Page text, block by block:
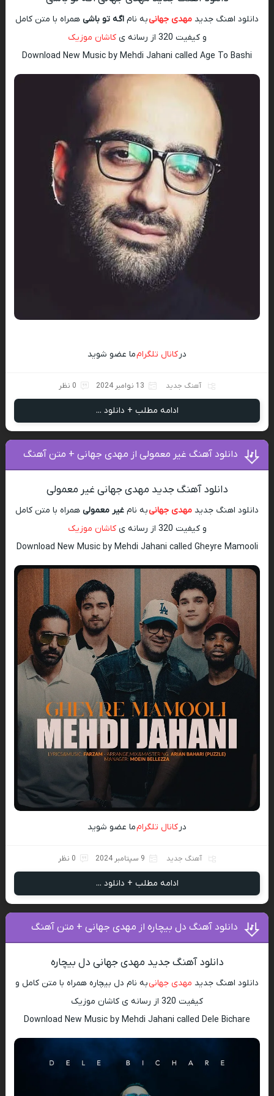
دانلود اهنگ جدید مهدی جهانیبه نام اگه تو باشی همراه با متن کامل
و کیفیت 320 از رسانه ی
کاشان موزیک
Download New Music by Mehdi Jahani called Age To Bashi
درکانال تلگرامما عضو شوید
آهنگ جدید 13 نوامبر 2024 0 نظر
ادامه مطلب + دانلود ...
دانلود آهنگ غیر معمولی از مهدی جهانی + متن آهنگ
دانلود آهنگ جدید مهدی جهانی غیر معمولی
دانلود اهنگ جدید مهدی جهانیبه نام غیر معمولی همراه با متن کامل
و کیفیت 320 از رسانه ی
کاشان موزیک
Download New Music by Mehdi Jahani called Gheyre Mamooli
درکانال تلگرامما عضو شوید
آهنگ جدید 9 سپتامبر 2024 0 نظر
ادامه مطلب + دانلود ...
دانلود آهنگ دل بیچاره از مهدی جهانی + متن آهنگ
دانلود آهنگ جدید مهدی جهانی دل بیچاره
دانلود اهنگ جدید مهدی جهانیبه نام دل بیچاره همراه با متن کامل و
کیفیت 320 از رسانه ی کاشان موزیک
Download New Music by Mehdi Jahani called Dele Bichare